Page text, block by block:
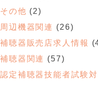
その他 (2)
周辺機器関連 (26)
補聴器販売店求人情報
補聴器関連 (57)
認定補聴器技能者試験